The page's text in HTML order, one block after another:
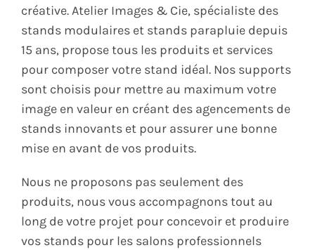
créative. Atelier Images & Cie, spécialiste des
stands modulaires et stands parapluie depuis
15 ans, propose tous les produits et services
pour composer votre stand idéal. Nos supports
sont choisis pour mettre au maximum votre
image en valeur en créant des agencements de
stands innovants et pour assurer une bonne
mise en avant de vos produits.
Nous ne proposons pas seulement des
produits, nous vous accompagnons tout au
long de votre projet pour concevoir et produire
vos stands pour les salons professionnels